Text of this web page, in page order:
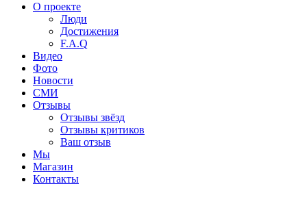
О проекте
Люди
Достижения
F.A.Q
Видео
Фото
Новости
СМИ
Отзывы
Отзывы звёзд
Отзывы критиков
Ваш отзыв
Мы
Магазин
Контакты